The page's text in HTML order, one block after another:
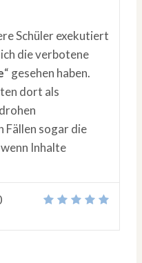
Schüler exekutiert
die verbotene
“ gesehen haben.
dort als
Fällen sogar die
Inhalte